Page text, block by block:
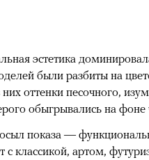
эстетика
были разбиты на
оттенки песочного,
обыгрывались на фоне
показа —
с классикой, артом,